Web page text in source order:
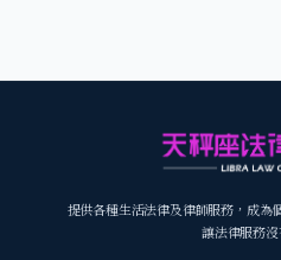
提供各種生活法律及律師服務，成為
讓法律服務沒